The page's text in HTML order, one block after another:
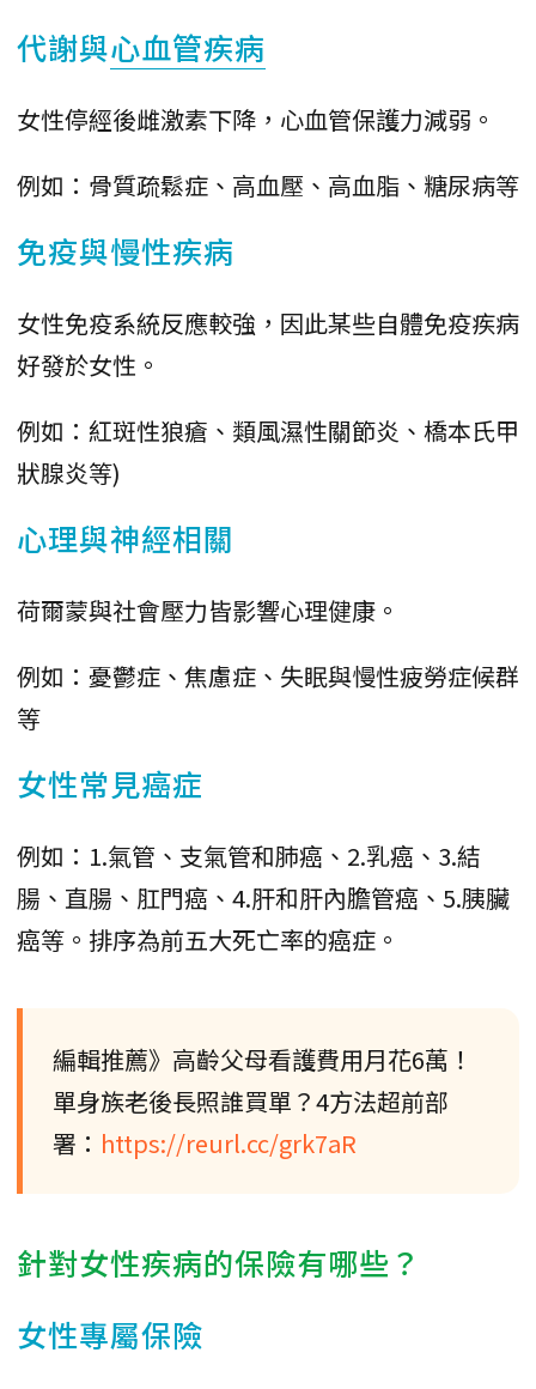
代謝與心血管疾病
女性停經後雌激素下降，心血管保護力減弱。
例如：骨質疏鬆症、高血壓、高血脂、糖尿病等
免疫與慢性疾病
女性免疫系統反應較強，因此某些自體免疫疾病
好發於女性。
例如：紅斑性狼瘡、類風濕性關節炎、橋本氏甲
狀腺炎等)
心理與神經相關
荷爾蒙與社會壓力皆影響心理健康。
例如：憂鬱症、焦慮症、失眠與慢性疲勞症候群
等
女性常見癌症
例如：1.氣管、支氣管和肺癌、2.乳癌、3.結
腸、直腸、肛門癌、4.肝和肝內膽管癌、5.胰臟
癌等。排序為前五大死亡率的癌症。
編輯推薦》高齡父母看護費用月花6萬！
單身族老後長照誰買單？4方法超前部
署： https://reurl.cc/grk7aR
針對女性疾病的保險有哪些？
女性專屬保險